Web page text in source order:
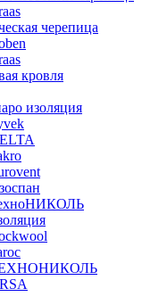
черепица
кровля
изоляция